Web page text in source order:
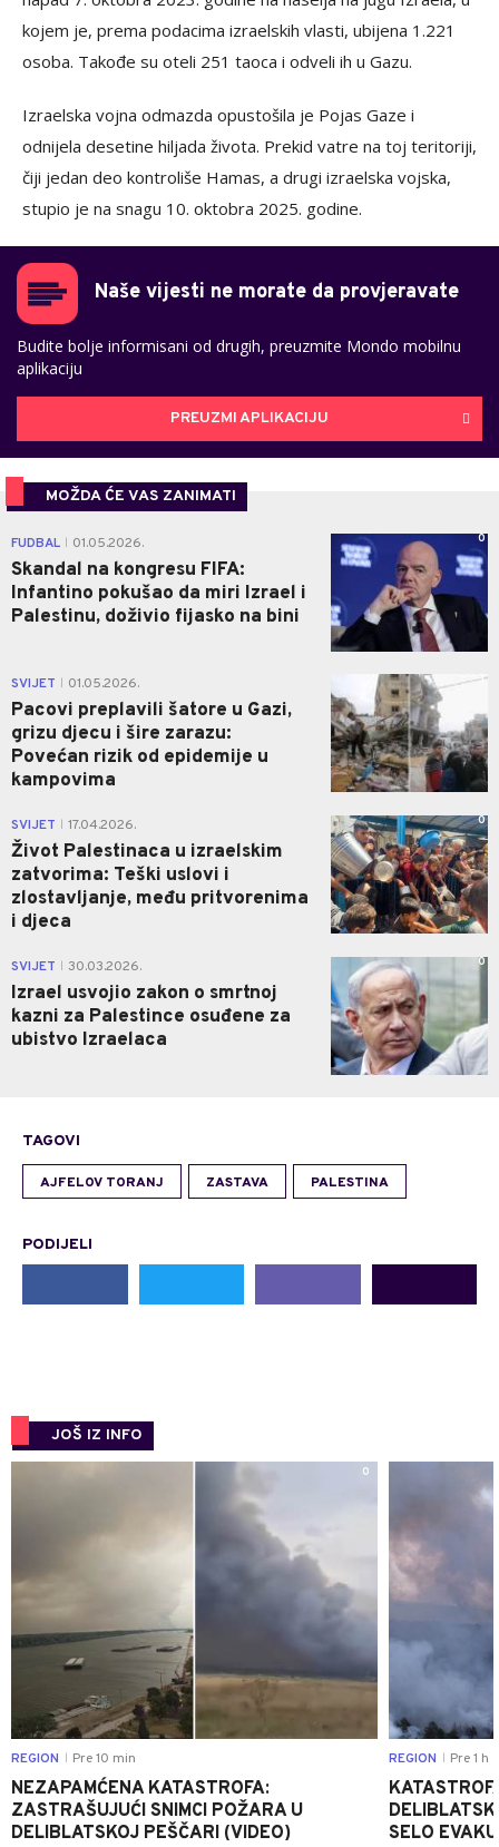
kojem je, prema podacima izraelskih vlasti, ubijena 1.221
osoba. Takođe su oteli 251 taoca i odveli ih u Gazu.
Izraelska vojna odmazda opustošila je Pojas Gaze i
odnijela desetine hiljada života. Prekid vatre na toj teritoriji,
čiji jedan deo kontroliše Hamas, a drugi izraelska vojska,
stupio je na snagu 10. oktobra 2025. godine.
Naše vijesti ne morate da provjeravate
Budite bolje informisani od drugih, preuzmite Mondo mobilnu
aplikaciju
PREUZMI APLIKACIJU
MOŽDA ĆE VAS ZANIMATI
FUDBAL 01.05.2026.
Skandal na kongresu FIFA:
Infantino pokušao da miri Izrael i
Palestinu, doživio fijasko na bini
0
SVIJET 01.05.2026.
Pacovi preplavili šatore u Gazi,
grizu djecu i šire zarazu:
Povećan rizik od epidemije u
kampovima
1
SVIJET 17.04.2026.
Život Palestinaca u izraelskim
zatvorima: Teški uslovi i
zlostavljanje, među pritvorenima
i djeca
0
SVIJET 30.03.2026.
Izrael usvojio zakon o smrtnoj
kazni za Palestince osuđene za
ubistvo Izraelaca
0
TAGOVI
AJFELOV TORANJ ZASTAVA PALESTINA
PODIJELI
JOŠ IZ INFO
0
REGION Pre 10 min
NEZAPAMĆENA KATASTROFA:
ZASTRAŠUJUĆI SNIMCI POŽARA U
DELIBLATSKOJ PEŠČARI (VIDEO)
REGION Pre 1 h
SELO